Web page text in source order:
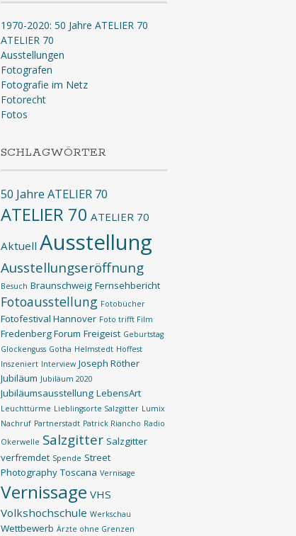
1970-2020: 50 Jahre ATELIER 70
ATELIER 70
Ausstellungen
Fotografen
Fotografie im Netz
Fotorecht
Fotos
SCHLAGWÖRTER
50 Jahre ATELIER 70
ATELIER 70 ATELIER 70
Aktuell Ausstellung
Ausstellungseröffnung
Besuch Braunschweig Fernsehbericht
Fotoausstellung Fotobücher
Fotofestival Hannover Foto trifft Film
Fredenberg Forum Freigeist Geburtstag
Glockenguss Gotha Helmstedt Hoffest
Inszeniert Interview Joseph Röther
Jubiläum Jubiläum 2020
Jubiläumsausstellung LebensArt
Leuchttürme Lieblingsorte Salzgitter Lumix
Nachruf Partnerstadt Patrick Riancho Radio
Okerwelle Salzgitter Salzgitter
verfremdet Spende Street
Photography Toscana Vernisage
Vernissage VHS
Volkshochschule Werkschau
Wettbewerb Ärzte ohne Grenzen